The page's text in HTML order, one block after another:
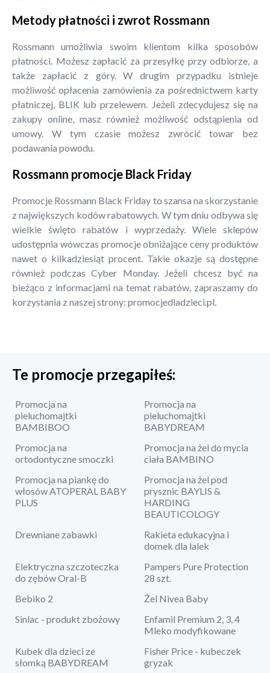
Metody płatności i zwrot Rossmann
Rossmann umożliwia swoim klientom kilka sposobów
płatności. Możesz zapłacić za przesyłkę przy odbiorze, a
także zapłacić z góry. W drugim przypadku istnieje
możliwość opłacenia zamówienia za pośrednictwem karty
płatniczej, BLIK lub przelewem. Jeżeli zdecydujesz się na
zakupy online, masz również możliwość odstąpienia od
umowy. W tym czasie możesz zwrócić towar bez
podawania powodu.
Rossmann promocje Black Friday
Promocje Rossmann Black Friday to szansa na skorzystanie
z największych kodów rabatowych. W tym dniu odbywa się
wielkie święto rabatów i wyprzedaży. Wiele sklepów
udostępnia wówczas promocje obniżające ceny produktów
nawet o kilkadziesiąt procent. Takie okazje są dostępne
również podczas Cyber Monday. Jeżeli chcesz być na
bieżąco z informacjami na temat rabatów, zapraszamy do
korzystania z naszej strony: promocjedladzieci.pl.
Te promocje przegapiłeś:
Promocja na
pieluchomajtki
BAMBIBOO
Promocja na
pieluchomajtki
BABYDREAM
Promocja na
ortodontyczne smoczki
Promocja na żel do mycia
ciała BAMBINO
Promocja na piankę do
włosów ATOPERAL BABY
PLUS
Promocja na żel pod
prysznic BAYLIS &
HARDING
BEAUTICOLOGY
Drewniane zabawki
Rakieta edukacyjna i
domek dla lalek
Elektryczna szczoteczka
do zębów Oral-B
Pampers Pure Protection
28 szt.
Bebiko 2
Żel Nivea Baby
Sinlac - produkt zbożowy
Enfamil Premium 2, 3, 4
Mleko modyfikowane
Kubek dla dzieci ze
słomką BABYDREAM
Fisher Price - kubeczek
gryzak